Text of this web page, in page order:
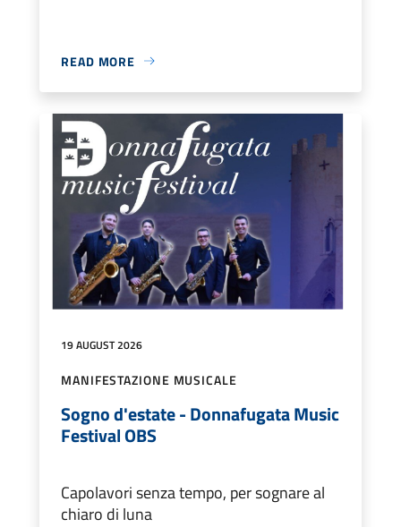
READ MORE
19 AUGUST 2026
MANIFESTAZIONE MUSICALE
Sogno d'estate - Donnafugata Music
Festival OBS
Capolavori senza tempo, per sognare al
chiaro di luna